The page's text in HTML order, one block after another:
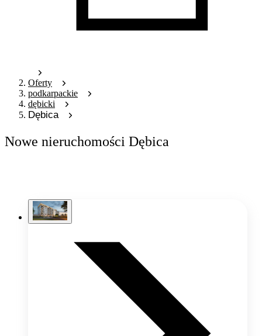
Oferty
podkarpackie
dębicki
Dębica
Nowe nieruchomości Dębica